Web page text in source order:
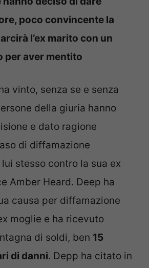
poco convincente la
l’ex marito con un
per aver mentito
vinto, senza se e senza
della giuria hanno
e dato ragione
di diffamazione
stesso contro la sua ex
Amber Heard. Deep ha
causa per diffamazione
moglie e ha ricevuto
di soldi, ben 15
di danni. Depp ha citato in